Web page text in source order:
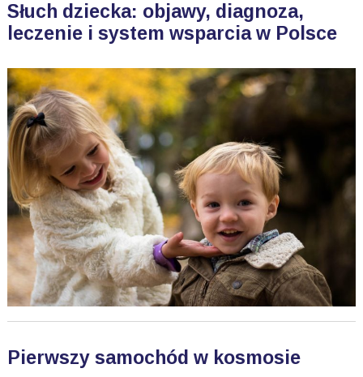
Słuch dziecka: objawy, diagnoza,
leczenie i system wsparcia w Polsce
Pierwszy samochód w kosmosie